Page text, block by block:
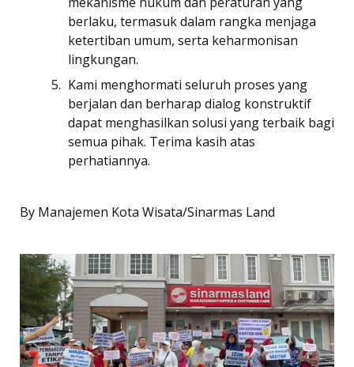
berlaku, termasuk dalam rangka menjaga
ketertiban umum, serta keharmonisan
lingkungan.
Kami menghormati seluruh proses yang
berjalan dan berharap dialog konstruktif
dapat menghasilkan solusi yang terbaik bagi
semua pihak. Terima kasih atas
perhatiannya.
By Manajemen Kota Wisata/Sinarmas Land